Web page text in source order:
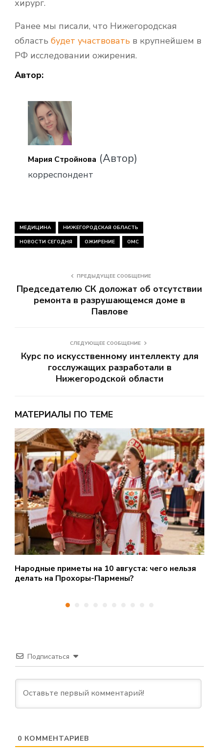
хирург.
Ранее мы писали, что Нижегородская
область будет участвовать в крупнейшем в
РФ исследовании ожирения.
Автор:
Мария Стройнова (Автор)
корреспондент
МЕДИЦИНА НИЖЕГОРОДСКАЯ ОБЛАСТЬ
НОВОСТИ СЕГОДНЯ ОЖИРЕНИЕ ОМС
ПРЕДЫДУЩЕЕ СООБЩЕНИЕ
Председателю СК доложат об отсутствии
ремонта в разрушающемся доме в
Павлове
СЛЕДУЮЩЕЕ СООБЩЕНИЕ
Курс по искусственному интеллекту для
госслужащих разработали в
Нижегородской области
МАТЕРИАЛЫ ПО ТЕМЕ
Народные приметы на 10 августа: чего нельзя
делать на Прохоры-Пармены?
Подписаться
0 КОММЕНТАРИЕВ